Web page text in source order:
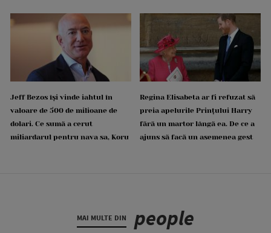
Jeff Bezos își vinde iahtul în
valoare de 500 de milioane de
dolari. Ce sumă a cerut
miliardarul pentru nava sa, Koru
Regina Elisabeta ar fi refuzat să
preia apelurile Prințului Harry
fără un martor lângă ea. De ce a
ajuns să facă un asemenea gest
MAI MULTE DIN people